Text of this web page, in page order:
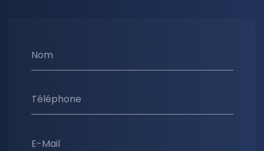
Nom
Téléphone
E-Mail